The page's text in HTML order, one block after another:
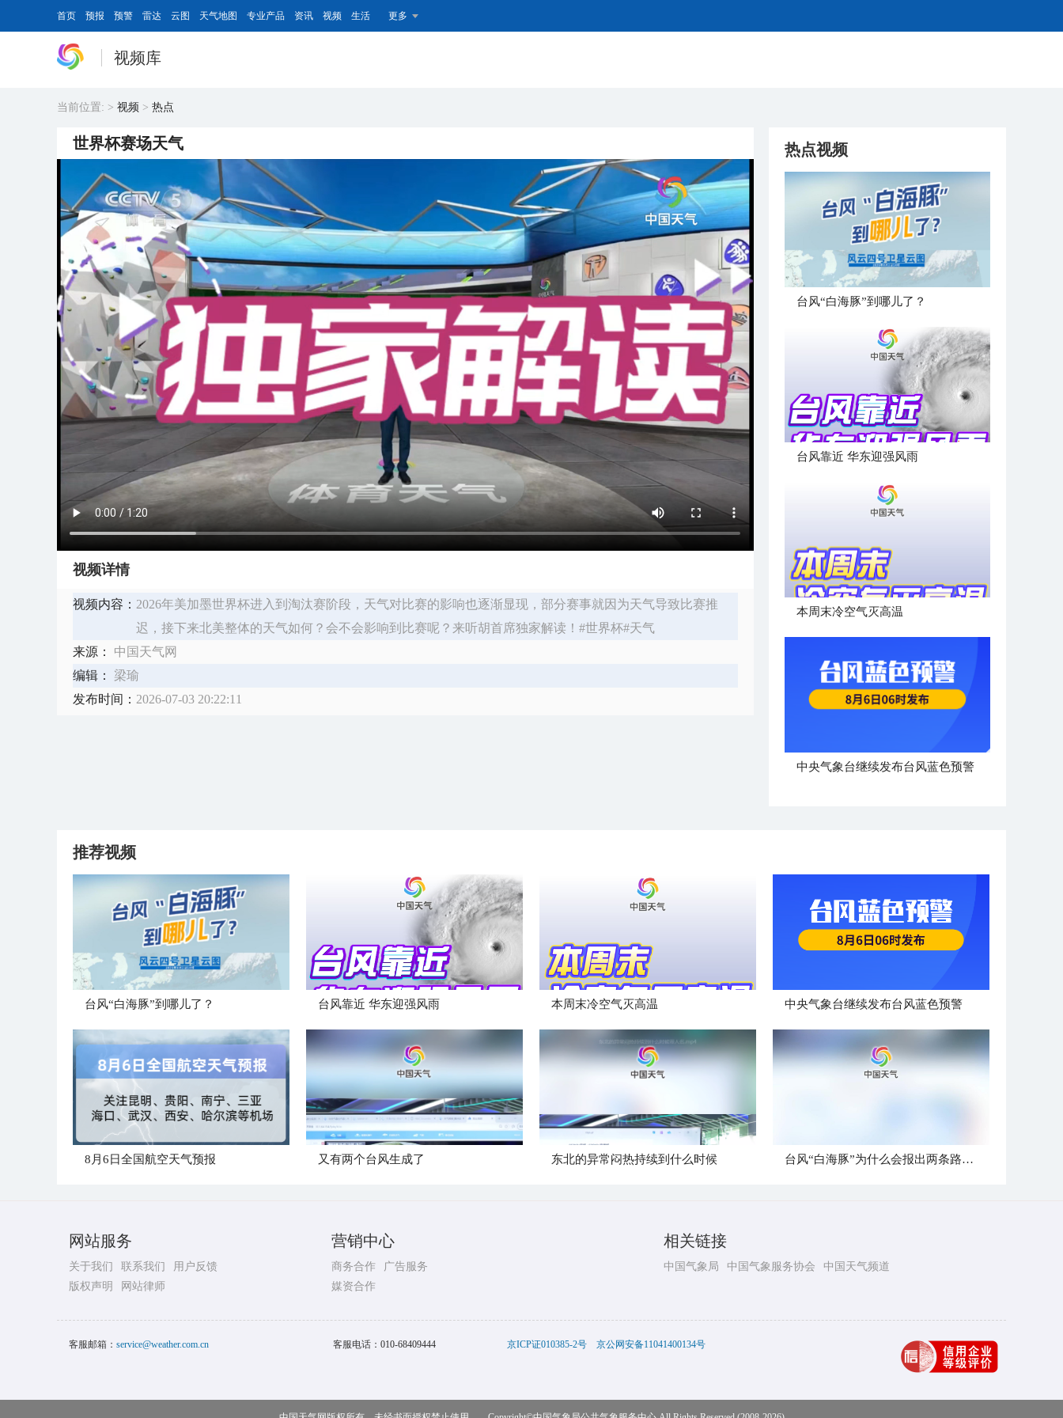
首页 预报 预警 雷达 云图 天气地图 专业产品 资讯 视频 生活 更多
视频库
当前位置: > 视频 > 热点
世界杯赛场天气
视频详情
视频内容： 2026年美加墨世界杯进入到淘汰赛阶段，天气对比赛的影响也逐渐显现，部分赛事就因为天气导致比赛推
迟，接下来北美整体的天气如何？会不会影响到比赛呢？来听胡首席独家解读！#世界杯#天气
来源：
中国天气网
编辑：
梁瑜
发布时间： 2026-07-03 20:22:11
热点视频
台风“白海豚”到哪儿了？
台风靠近 华东迎强风雨
本周末冷空气灭高温
中央气象台继续发布台风蓝色预警
推荐视频
台风“白海豚”到哪儿了？ 台风靠近 华东迎强风雨 本周末冷空气灭高温 中央气象台继续发布台风蓝色预警
8月6日全国航空天气预报 又有两个台风生成了 东北的异常闷热持续到什么时候 台风“白海豚”为什么会报出两条路径？
网站服务
关于我们 联系我们
用户反馈
版权声明
网站律师
营销中心
商务合作
广告服务
媒资合作
相关链接
中国气象局 中国气象服务协会 中国天气频道
客服邮箱： service@weather.com.cn 客服电话： 010-68409444 京ICP证010385-2号 京公网安备11041400134号